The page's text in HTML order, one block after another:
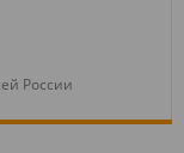
России